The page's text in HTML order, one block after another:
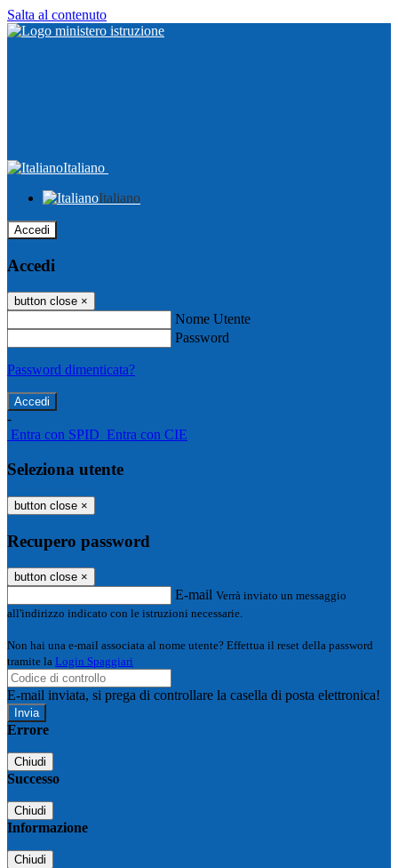
Salta al contenuto
Italiano
Italiano
Accedi
Accedi
button close ×
Nome Utente
Password
Password dimenticata?
-
Entra con SPID Entra con CIE
Seleziona utente
button close ×
Recupero password
button close ×
E-mail Verrà inviato un messaggio
all'indirizzo indicato con le istruzioni necessarie.
Non hai una e-mail associata al nome utente? Effettua il reset della password
tramite la Login Spaggiari
E-mail inviata, si prega di controllare la casella di posta elettronica!
Errore
Chiudi
Successo
Chiudi
Informazione
Chiudi